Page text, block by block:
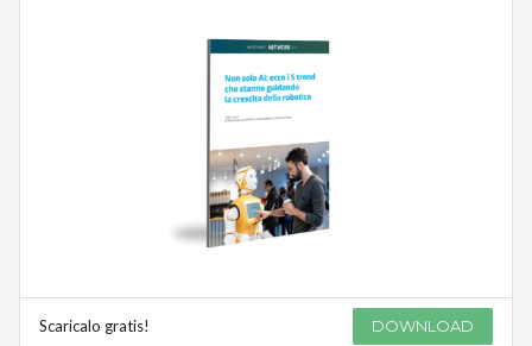
Scaricalo gratis! DOWNLOAD